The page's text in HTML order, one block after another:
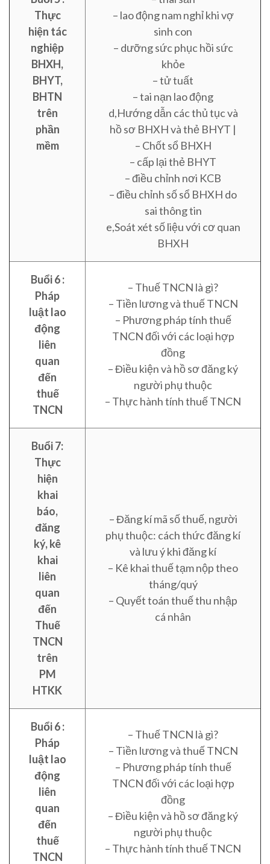
Thực
hiện tác
nghiệp
BHXH,
BHYT,
BHTN
trên
phần
mềm
– lao động nam nghỉ khi vợ
sinh con
– dưỡng sức phục hồi sức
khỏe
– tử tuất
– tai nạn lao động
d,Hướng dẫn các thủ tục và
hồ sơ BHXH và thẻ BHYT |
– Chốt sổ BHXH
– cấp lại thẻ BHYT
– điều chỉnh nơi KCB
– điều chỉnh số sổ BHXH do
sai thông tin
e,Soát xét số liệu với cơ quan
BHXH
Buổi 6 :
Pháp
luật lao
động
liên
quan
đến
thuế
TNCN
– Thuế TNCN là gì?
– Tiền lương và thuế TNCN
– Phương pháp tính thuế
TNCN đối với các loại hợp
đồng
– Điều kiện và hồ sơ đăng ký
người phụ thuộc
– Thực hành tính thuế TNCN
Buổi 7:
Thực
hiện
khai
báo,
đăng
ký, kê
khai
liên
quan
đến
Thuế
TNCN
trên
PM
HTKK
– Đăng kí mã số thuế, người
phụ thuộc: cách thức đăng kí
và lưu ý khi đăng kí
– Kê khai thuế tạm nộp theo
tháng/quý
– Quyết toán thuế thu nhập
cá nhân
Buổi 6 :
Pháp
luật lao
động
liên
quan
đến
thuế
TNCN
– Thuế TNCN là gì?
– Tiền lương và thuế TNCN
– Phương pháp tính thuế
TNCN đối với các loại hợp
đồng
– Điều kiện và hồ sơ đăng ký
người phụ thuộc
– Thực hành tính thuế TNCN